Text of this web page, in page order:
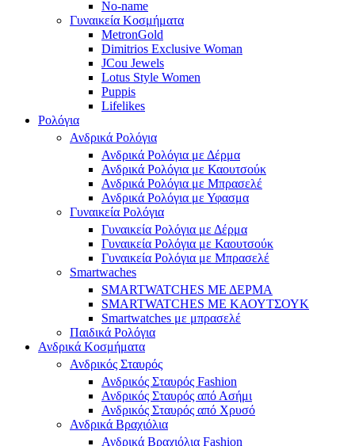
No-name
Γυναικεία Κοσμήματα
MetronGold
Dimitrios Exclusive Woman
JCou Jewels
Lotus Style Women
Puppis
Lifelikes
Ρολόγια
Ανδρικά Ρολόγια
Ανδρικά Ρολόγια με Δέρμα
Ανδρικά Ρολόγια με Καουτσούκ
Ανδρικά Ρολόγια με Μπρασελέ
Ανδρικά Ρολόγια με Υφασμα
Γυναικεία Ρολόγια
Γυναικεία Ρολόγια με Δέρμα
Γυναικεία Ρολόγια με Καουτσούκ
Γυναικεία Ρολόγια με Μπρασελέ
Smartwaches
SMARTWATCHES ΜΕ ΔΕΡΜΑ
SMARTWATCHES ΜΕ ΚΑΟΥΤΣΟΥΚ
Smartwatches με μπρασελέ
Παιδικά Ρολόγια
Ανδρικά Κοσμήματα
Ανδρικός Σταυρός
Ανδρικός Σταυρός Fashion
Ανδρικός Σταυρός από Ασήμι
Ανδρικός Σταυρός από Χρυσό
Ανδρικά Βραχιόλια
Ανδρικά Βραχιόλια Fashion